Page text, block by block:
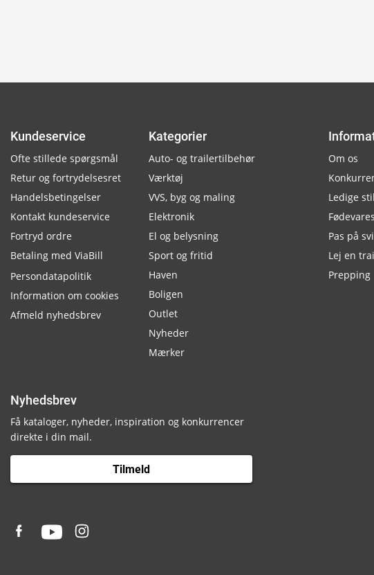
Kundeservice
Ofte stillede spørgsmål
Retur og fortrydelsesret
Handelsbetingelser
Kontakt kundeservice
Fortryd ordre
Betaling med ViaBill
Persondatapolitik
Information om cookies
Afmeld nyhedsbrev
Kategorier
Auto- og trailertilbehør
Værktøj
VVS, byg og maling
Elektronik
El og belysning
Sport og fritid
Haven
Boligen
Outlet
Nyheder
Mærker
Om os
Ledige
Pas på
Lej en
Prepping
Nyhedsbrev
Få kataloger, nyheder, inspiration og konkurrencer
direkte i din mail.
Tilmeld